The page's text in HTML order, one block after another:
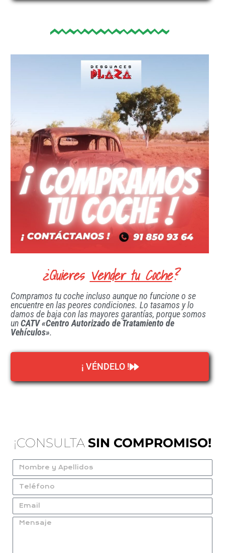
¿Quieres Vender tu Coche?
Compramos tu coche incluso aunque no funcione o se
encuentre en las peores condiciones. Lo tasamos y lo
damos de baja con las mayores garantías, porque somos
unCATV «Centro Autorizado de Tratamiento de
Vehículos».
¡ VÉNDELO !
¡CONSULTA SIN COMPROMISO!